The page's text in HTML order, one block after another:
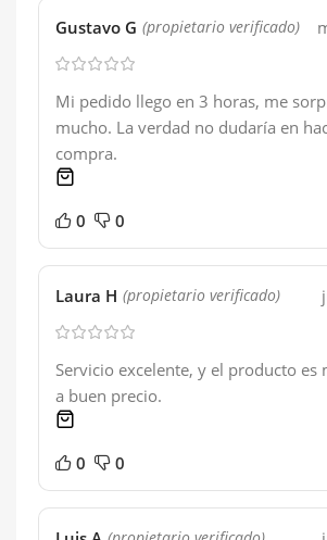
Gustavo G (propietario verificado)
Mi pedido llego en 3 horas, me
mucho. La verdad no dudaría en
compra.
0 0
Laura H (propietario verificado)
Servicio excelente, y el producto es
a buen precio.
0 0